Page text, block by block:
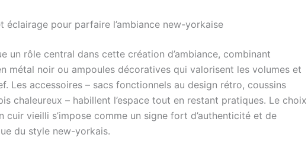
éclairage pour parfaire l’ambiance new-yorkaise
un rôle central dans cette création d’ambiance, combinant
métal noir ou ampoules décoratives qui valorisent les volumes et
Les accessoires – sacs fonctionnels au design rétro, coussins
chaleureux – habillent l’espace tout en restant pratiques. Le choix
cuir vieilli s’impose comme un signe fort d’authenticité et de
du style new-yorkais.